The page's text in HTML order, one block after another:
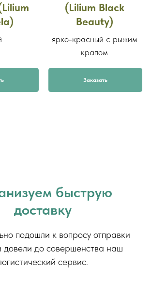
(Lilium Black
Beauty)
ярко-красный с рыжим
крапом
Заказать
быструю
доставку
подошли к вопросу отправки
довели до совершенства наш
сервис.